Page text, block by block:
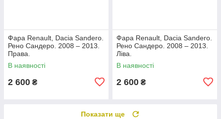
Фара Renault, Dacia Sandero.
Рено Сандеро. 2008 – 2013.
Права.
В наявності
2 600 ₴
Фара Renault, Dacia Sandero.
Рено Сандеро. 2008 – 2013.
Ліва.
В наявності
2 600 ₴
Показати ще